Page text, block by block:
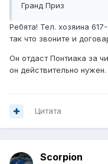
Гранд Приз
Ребята! Тел. хозяина
так что звоните и
Он отдаст Понтиака за
он действительно нужен.
Цитата
Scorpion